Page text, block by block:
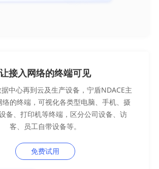
让接入网络的终端可见
中心再到云及生产设备，宁盾NDACE主
络的终端，可视化各类型电脑、手机、摄
备、打印机等终端，区分公司设备、访
客、员工自带设备等。
免费试用